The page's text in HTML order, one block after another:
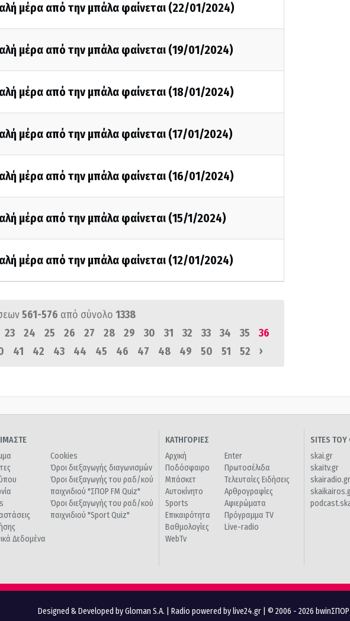
μέρα από την μπάλα φαίνεται (22/01/2024)
μέρα από την μπάλα φαίνεται (19/01/2024)
μέρα από την μπάλα φαίνεται (18/01/2024)
μέρα από την μπάλα φαίνεται (17/01/2024)
μέρα από την μπάλα φαίνεται (16/01/2024)
μέρα από την μπάλα φαίνεται (15/1/2024)
μέρα από την μπάλα φαίνεται (12/01/2024)
561-576 από σύνολο 1338
23 24 25 26 27 28 29 30 31 32 33 34 35
36
41 42 43 44 45 46 47 48 49 50 51 52 ›
Δεδομένα
Cookies
Όροι διεξαγωγής διαγωνισμών
Όροι διεξαγωγής του ραδ/κού
παιχνιδιού "ΣΠΟΡ FM Quiz"
Όροι διεξαγωγής του ραδ/κού
παιχνιδιού "Sport Quiz"
ΚΑΤΗΓΟΡΙΕΣ
Αρχική
Ποδόσφαιρο
Μπάσκετ
Αυτοκίνητο
Sports
Επικαιρότητα
Βαθμολογίες
WebTv
Enter
Πρωτοσέλιδα
Τελευταίες Ειδήσεις
Αρθρογραφίες
Αφιερώματα
Πρόγραμμα TV
Live-radio
SITES
skai.gr
skaitv.gr
skairadio.gr
Designed & Developed by Gloman S.A. Radio powered by live24.gr | © 2006 - 2026